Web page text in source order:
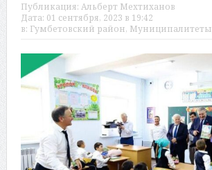
Публикация: Альберт Мехтиханов
Дата: 01 сентября, 2023 в 19:42
в: Гумбетовский район, Муниципалитеты